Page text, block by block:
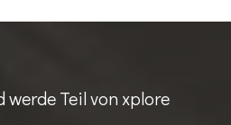
werde Teil von xplore